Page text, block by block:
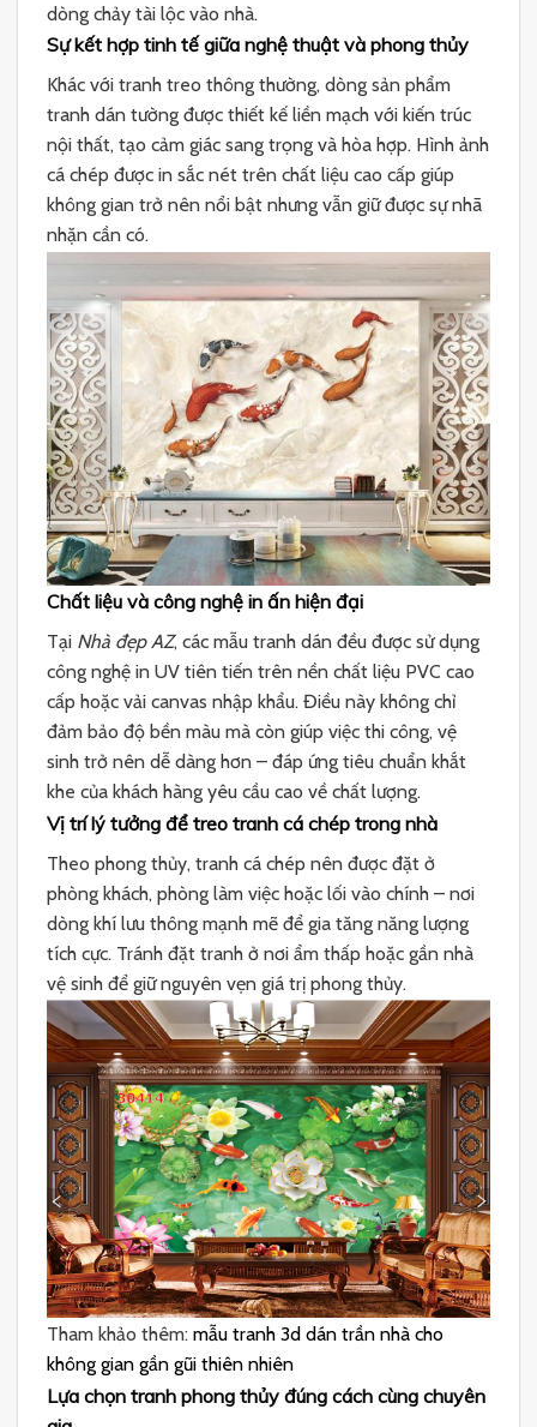
dòng chảy tài lộc vào nhà.
Sự kết hợp tinh tế giữa nghệ thuật và phong thủy
Khác với tranh treo thông thường, dòng sản phẩm
tranh dán tường được thiết kế liền mạch với kiến trúc
nội thất, tạo cảm giác sang trọng và hòa hợp. Hình ảnh
cá chép được in sắc nét trên chất liệu cao cấp giúp
không gian trở nên nổi bật nhưng vẫn giữ được sự nhã
nhặn cần có.
Chất liệu và công nghệ in ấn hiện đại
Tại Nhà đẹp AZ, các mẫu tranh dán đều được sử dụng
công nghệ in UV tiên tiến trên nền chất liệu PVC cao
cấp hoặc vải canvas nhập khẩu. Điều này không chỉ
đảm bảo độ bền màu mà còn giúp việc thi công, vệ
sinh trở nên dễ dàng hơn – đáp ứng tiêu chuẩn khắt
khe của khách hàng yêu cầu cao về chất lượng.
Vị trí lý tưởng để treo tranh cá chép trong nhà
Theo phong thủy, tranh cá chép nên được đặt ở
phòng khách, phòng làm việc hoặc lối vào chính – nơi
dòng khí lưu thông mạnh mẽ để gia tăng năng lượng
tích cực. Tránh đặt tranh ở nơi ẩm thấp hoặc gần nhà
vệ sinh để giữ nguyên vẹn giá trị phong thủy.
Tham khảo thêm: mẫu tranh 3d dán trần nhà cho
không gian gần gũi thiên nhiên
Lựa chọn tranh phong thủy đúng cách cùng chuyên